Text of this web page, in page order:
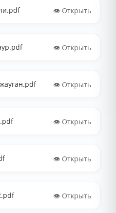
👁️ Открыть
👁️ Открыть
👁️ Открыть
👁️ Открыть
👁️ Открыть
👁️ Открыть